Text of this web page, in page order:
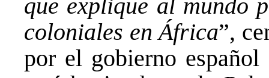
que explique al mundo
coloniales en África”,
por el gobierno